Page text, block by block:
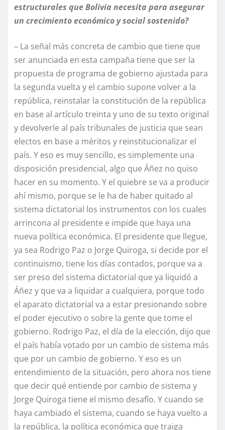
estructurales que Bolivia necesita para asegurar
un crecimiento económico y social sostenido?
– La señal más concreta de cambio que tiene que
ser anunciada en esta campaña tiene que ser la
propuesta de programa de gobierno ajustada para
la segunda vuelta y el cambio supone volver a la
república, reinstalar la constitución de la república
en base al artículo treinta y uno de su texto original
y devolverle al país tribunales de justicia que sean
electos en base a méritos y reinstitucionalizar el
país. Y eso es muy sencillo, es simplemente una
disposición presidencial, algo que Áñez no quiso
hacer en su momento. Y el quiebre se va a producir
ahí mismo, porque se le ha de haber quitado al
sistema dictatorial los instrumentos con los cuales
arrincona al presidente e impide que haya una
nueva política económica. El presidente que llegue,
ya sea Rodrigo Paz o Jorge Quiroga, si decide por el
continuismo, tiene los días contados, porque va a
ser preso del sistema dictatorial que ya liquidó a
Áñez y que va a liquidar a cualquiera, porque todo
el aparato dictatorial va a estar presionando sobre
el poder ejecutivo o sobre la gente que tome el
gobierno. Rodrigo Paz, el día de la elección, dijo que
el país había votado por un cambio de sistema más
que por un cambio de gobierno. Y eso es un
entendimiento de la situación, pero ahora nos tiene
que decir qué entiende por cambio de sistema y
Jorge Quiroga tiene el mismo desafío. Y cuando se
haya cambiado el sistema, cuando se haya vuelto a
la república, la política económica que traiga